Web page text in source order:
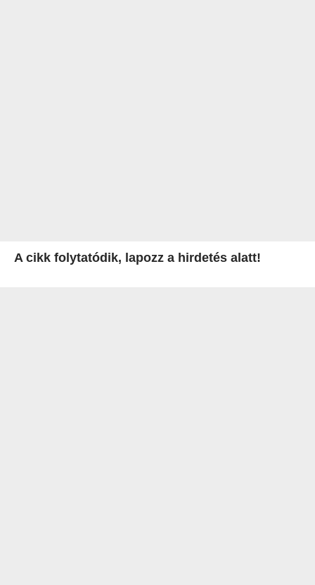
A cikk folytatódik, lapozz a hirdetés alatt!